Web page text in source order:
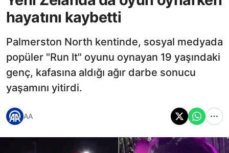
hayatını kaybetti
Palmerston North kentinde, sosyal medyada
popüler "Run It" oyunu oynayan 19 yaşındaki
genç, kafasına aldığı ağır darbe sonucu
yaşamını yitirdi.
AA